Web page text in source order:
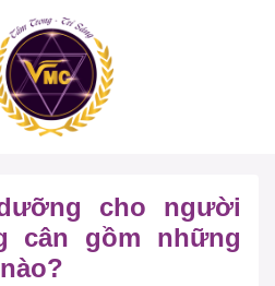
cho người
cân gồm những